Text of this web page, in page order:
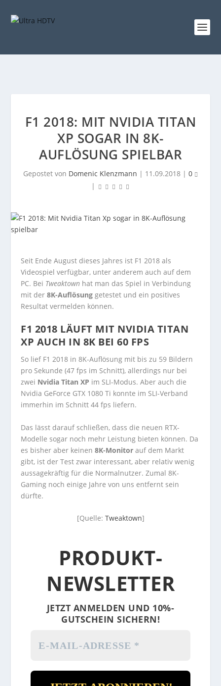
F1 2018: MIT NVIDIA TITAN
XP SOGAR IN 8K-
AUFLÖSUNG SPIELBAR
Gepostet von Domenic Klenzmann | 11.09.2018 | 0
|
Seit Ende August dieses Jahres ist F1 2018 als
Videospiel verfügbar, unter anderem auch auf dem
PC. Bei Tweaktown hat man das Spiel in Verbindung
mit der8K-Auflösung getestet und ein positives
Resultat vermelden können.
F1 2018 LÄUFT MIT NVIDIA TITAN
XP AUCH IN 8K BEI 60 FPS
So lief F1 2018 in 8K-Auflösung mit bis zu 59 Bildern
pro Sekunde (47 fps im Schnitt), allerdings nur bei
zwei Nvidia Titan XP im SLI-Modus. Aber auch die
Nvidia GeForce GTX 1080 Ti konnte im SLI-Verband
immerhin im Schnitt 44 fps liefern.
Das lässt darauf schließen, dass die neuen RTX-
Modelle sogar noch mehr Leistung bieten können. Da
es bisher aber keinen8K-Monitor auf dem Markt
gibt, ist der Test zwar interessant, aber relativ wenig
aussagekräftig für die Normalnutzer. Zumal 8K-
Gaming noch einige Jahre von uns entfernt sein
dürfte.
[Quelle: Tweaktown]
PRODUKT-
NEWSLETTER
JETZT ANMELDEN UND 10%-
GUTSCHEIN SICHERN!